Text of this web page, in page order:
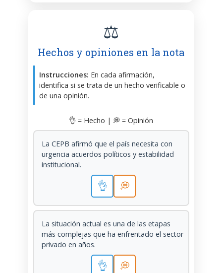
⚖️
Hechos y opiniones en la nota
Instrucciones: En cada afirmación,
identifica si se trata de un hecho verificable o
de una opinión.
👌 = Hecho | 💭 = Opinión
La CEPB afirmó que el país necesita con
urgencia acuerdos políticos y estabilidad
institucional.
👌 💭
La situación actual es una de las etapas
más complejas que ha enfrentado el sector
privado en años.
👌 💭